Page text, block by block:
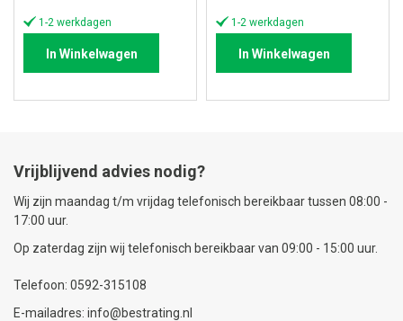
1-2 werkdagen
In Winkelwagen
1-2 werkdagen
In Winkelwagen
Vrijblijvend advies nodig?
Wij zijn maandag t/m vrijdag telefonisch bereikbaar tussen 08:00 -
17:00 uur.
Op zaterdag zijn wij telefonisch bereikbaar van 09:00 - 15:00 uur.
Telefoon: 0592-315108
E-mailadres: info@bestrating.nl